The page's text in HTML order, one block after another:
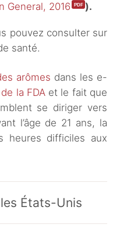
General, 2016 ).
pouvez consulter sur
santé.
arômes dans les e-
la FDAet le fait que
se diriger vers
l’âge de 21 ans, la
heures difficiles aux
États-Unis